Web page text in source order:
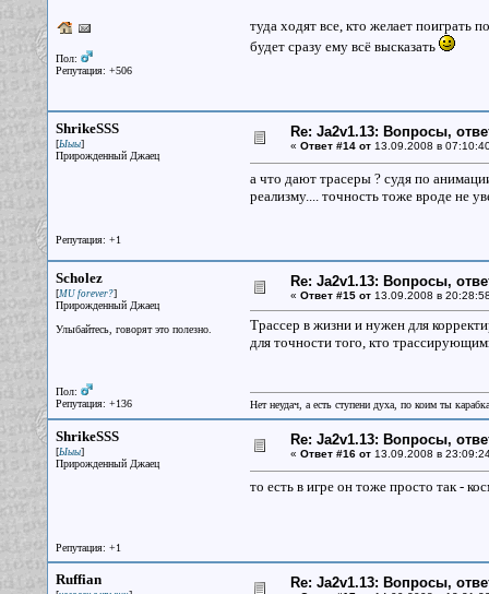
Пол:
Репутация: +506
туда ходят все, кто желает поиграть
будет сразу ему всё высказать
ShrikeSSS
[Ыыы]
Прирожденный Джаец
Репутация: +1
Re: Ja2v1.13: Вопросы,
« Ответ #14 от13.09.2008 в
а что дают трасеры ? судя по
реализму.... точность тоже вроде не
Scholez
[MU forever?]
Прирожденный Джаец
Улыбайтесь, говорят это полезно.
Пол:
Репутация: +136
Re: Ja2v1.13: Вопросы,
« Ответ #15 от13.09.2008 в
Трассер в жизни и нужен для
для точности того, кто
Нет неудач, а есть ступени духа, по коим ты
ShrikeSSS
[Ыыы]
Прирожденный Джаец
Репутация: +1
Re: Ja2v1.13: Вопросы,
« Ответ #16 от13.09.2008 в
то есть в игре он тоже просто так -
Ruffian Re: Ja2v1.13: Вопросы,